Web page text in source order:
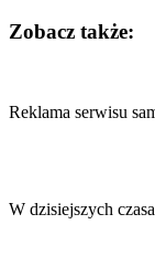
Zobacz także:
Reklama serwisu
W dzisiejszych
wpisu